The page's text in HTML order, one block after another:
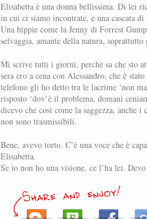
Elisabetta è una donna bellissima. Di lei
in cui ci siamo incontrate, e una cascata
Una hippie come la Jenny di Forrest
selvaggia, amante della natura, soprattutto
Mi scrive tutti i giorni, perchè sa che sto
sera ero a cena con Alessandro, che è
telefono gli ho detto tra le lacrime ‘non
risposto ‘dov’è il problema, domani
dicevo che così come la saggezza, anche
non sono trasmissibili.
Bene, avevo torto. C’è una voce che è
Elisabetta.
Se io non ho una visione, ce l’ha lei.